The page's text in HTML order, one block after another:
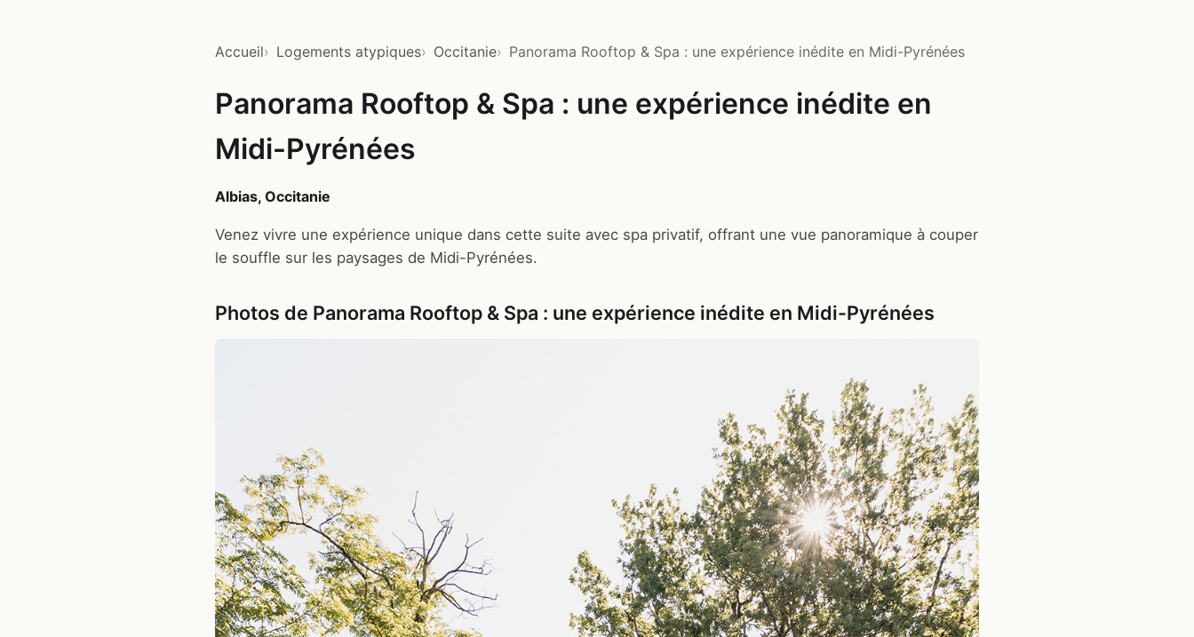
Accueil Logements atypiques Occitanie Panorama Rooftop & Spa : une expérience inédite en Midi-Pyrénées
Panorama Rooftop & Spa : une expérience inédite en
Midi-Pyrénées
Albias, Occitanie
Venez vivre une expérience unique dans cette suite avec spa privatif, offrant une vue panoramique à couper
le souffle sur les paysages de Midi-Pyrénées.
Photos de Panorama Rooftop & Spa : une expérience inédite en Midi-Pyrénées